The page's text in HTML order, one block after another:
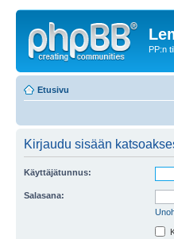
PP:n
Etusivu
Kirjaudu sisään
Käyttäjätunnus:
Salasana: